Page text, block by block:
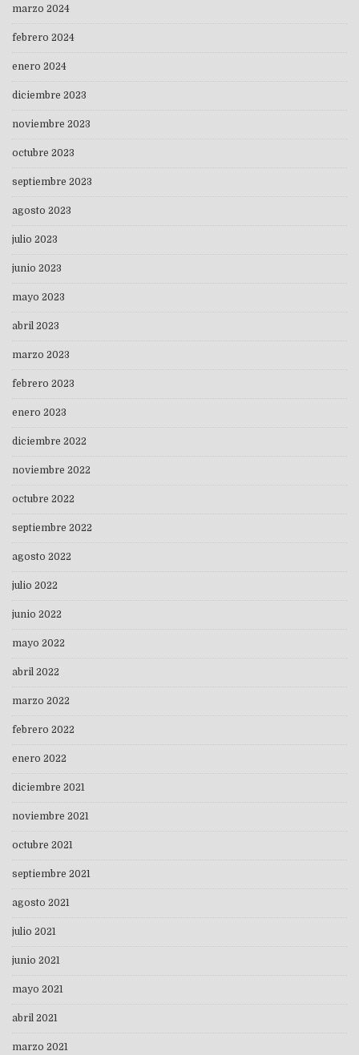
marzo 2024
febrero 2024
enero 2024
diciembre 2023
noviembre 2023
octubre 2023
septiembre 2023
agosto 2023
julio 2023
junio 2023
mayo 2023
abril 2023
marzo 2023
febrero 2023
enero 2023
diciembre 2022
noviembre 2022
octubre 2022
septiembre 2022
agosto 2022
julio 2022
junio 2022
mayo 2022
abril 2022
marzo 2022
febrero 2022
enero 2022
diciembre 2021
noviembre 2021
octubre 2021
septiembre 2021
agosto 2021
julio 2021
junio 2021
mayo 2021
abril 2021
marzo 2021